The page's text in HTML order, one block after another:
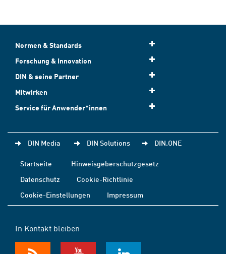
Normen & Standards
Forschung & Innovation
DIN & seine Partner
Mitwirken
Service für Anwender*innen
DIN Media DIN Solutions DIN.ONE
Startseite
Hinweisgeberschutzgesetz
Datenschutz
Cookie-Richtlinie
Cookie-Einstellungen
Impressum
In Kontakt bleiben